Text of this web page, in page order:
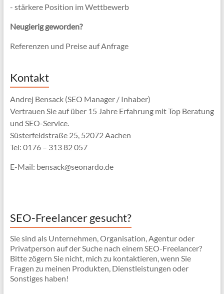
- stärkere Position im Wettbewerb
Neugierig geworden?
Referenzen und Preise auf Anfrage
Kontakt
Andrej Bensack (SEO Manager / Inhaber)
Vertrauen Sie auf über 15 Jahre Erfahrung mit Top Beratung
und SEO-Service.
Süsterfeldstraße 25, 52072 Aachen
Tel: 0176 – 313 82 057
E-Mail: bensack@seonardo.de
SEO-Freelancer gesucht?
Sie sind als Unternehmen, Organisation, Agentur oder
Privatperson auf der Suche nach einem SEO-Freelancer?
Bitte zögern Sie nicht, mich zu kontaktieren, wenn Sie
Fragen zu meinen Produkten, Dienstleistungen oder
Sonstiges haben!